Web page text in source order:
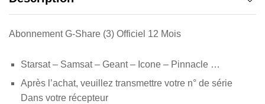
Abonnement G-Share (3) Officiel 12 Mois
Starsat – Samsat – Geant – Icone – Pinnacle …
Après l’achat, veuillez transmettre votre n° de série
Dans votre récepteur